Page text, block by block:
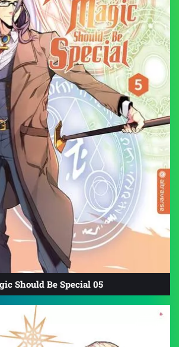
Should Be Special 05